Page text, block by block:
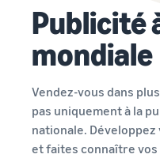
Publicité
mondiale
Vendez-vous dans
pas uniquement à la
nationale.
et faites connaître